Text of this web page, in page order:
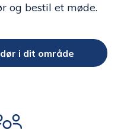
og bestil et møde.
i dit område